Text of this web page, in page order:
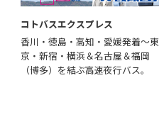
コトバスエクスプレス
香川・徳島・高知・愛媛発着～東
京・新宿・横浜＆名古屋＆福岡
（博多）を結ぶ高速夜行バス。